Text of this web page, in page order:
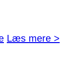
Læs mere >